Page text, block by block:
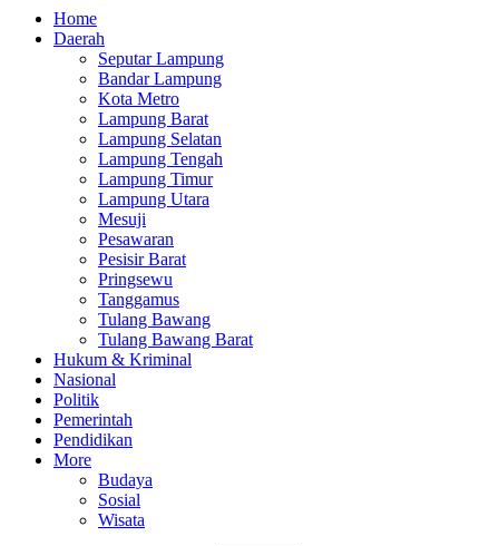
Home
Daerah
Seputar Lampung
Bandar Lampung
Kota Metro
Lampung Barat
Lampung Selatan
Lampung Tengah
Lampung Timur
Lampung Utara
Mesuji
Pesawaran
Pesisir Barat
Pringsewu
Tanggamus
Tulang Bawang
Tulang Bawang Barat
Hukum & Kriminal
Nasional
Politik
Pemerintah
Pendidikan
More
Budaya
Sosial
Wisata